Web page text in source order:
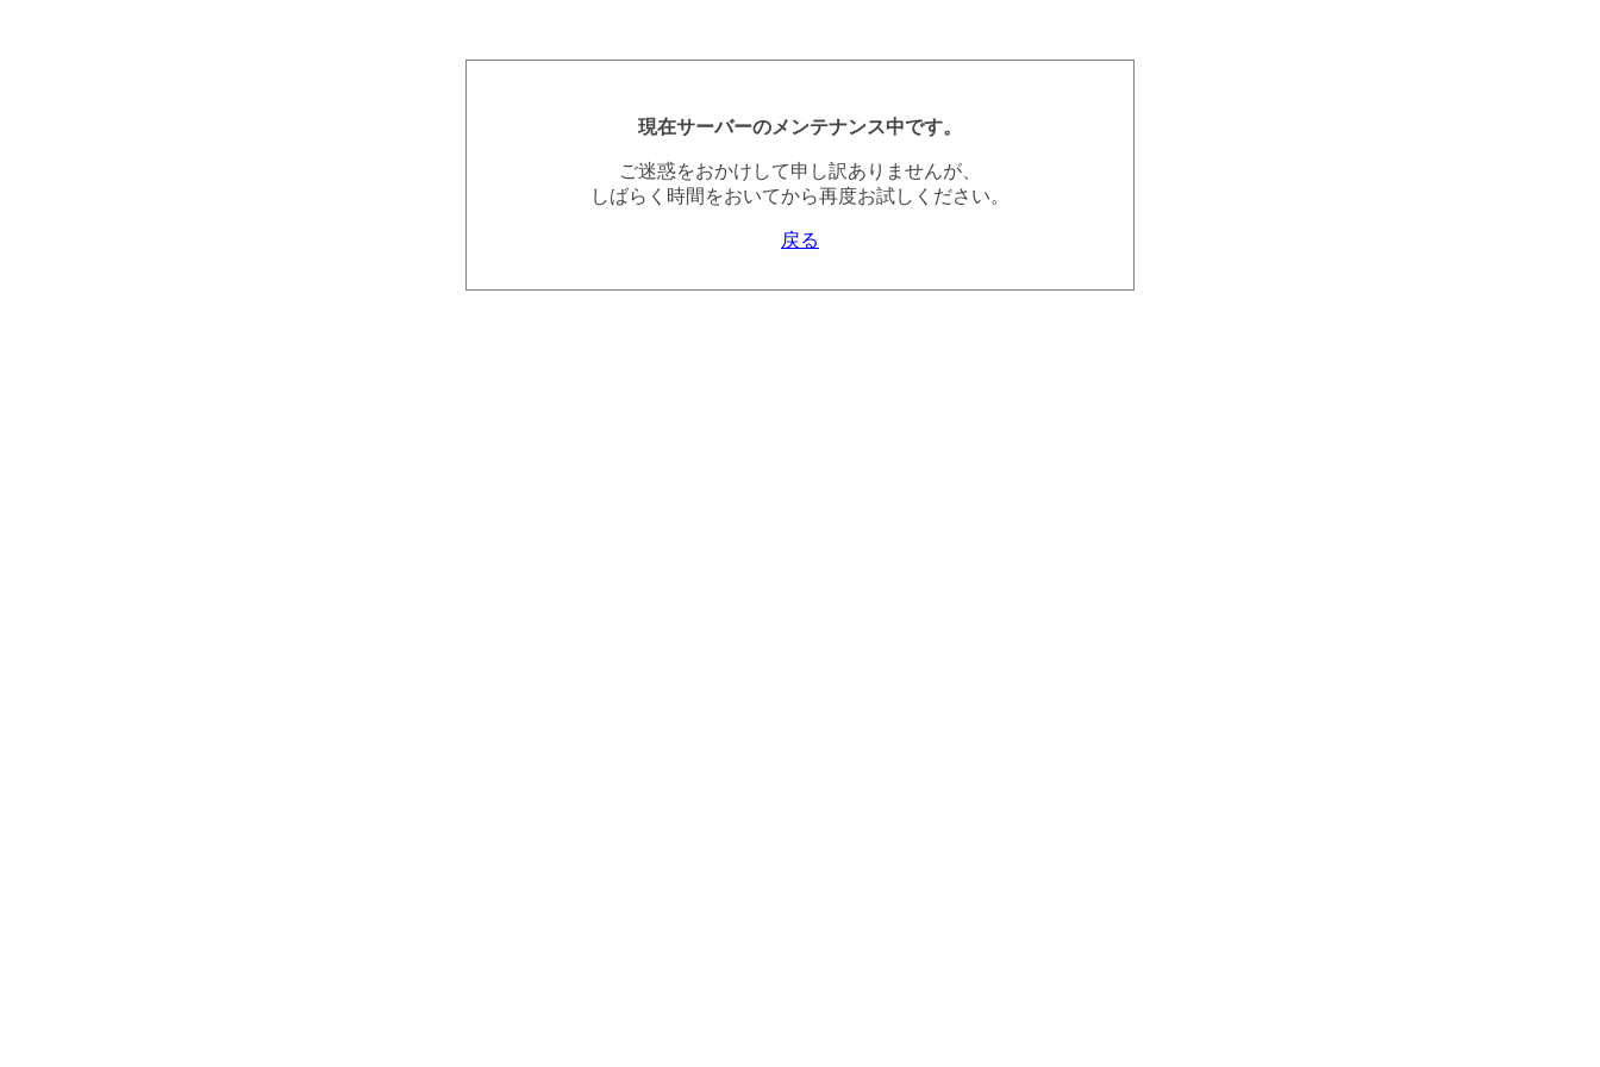
現在サーバーのメンテナンス中です。
ご迷惑をおかけして申し訳ありませんが、
しばらく時間をおいてから再度お試しください。
戻る